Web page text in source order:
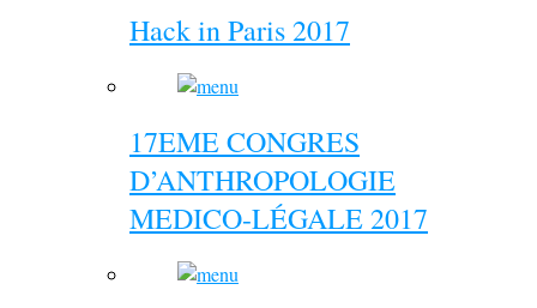
Hack in Paris 2017
17EME CONGRES
D’ANTHROPOLOGIE
MEDICO-LÉGALE 2017